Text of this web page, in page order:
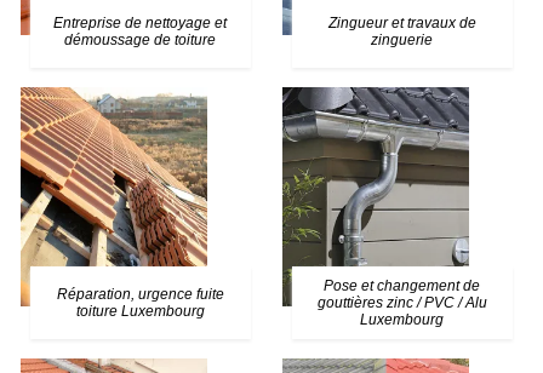
Entreprise de nettoyage et
démoussage de toiture
Zingueur et travaux de
zinguerie
Réparation, urgence fuite
toiture Luxembourg
Pose et changement de
gouttières zinc / PVC / Alu
Luxembourg